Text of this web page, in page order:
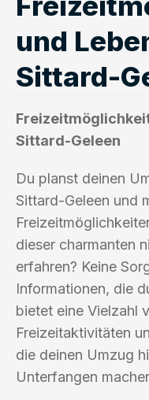
und
Sittard-
Sittard-Geleen
Du planst deinen
Sittard-Geleen und
dieser charmanten
erfahren? Keine
Informationen, die
bietet eine Vielzahl
Freizeitaktivitäten
die deinen Umzug
Unterfangen